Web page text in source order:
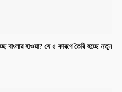
বাংলার হাওয়া? যে ৫ কারণে তৈরি হচ্ছে নতুন